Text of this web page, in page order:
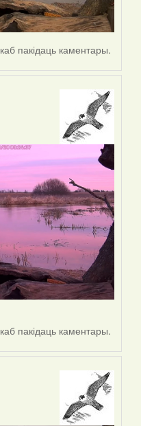
каб пакідаць каментары.
каб пакідаць каментары.